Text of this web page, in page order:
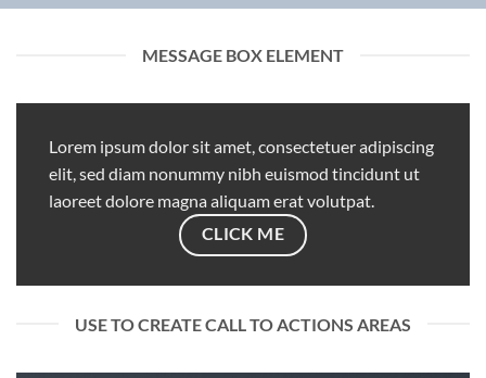
MESSAGE BOX ELEMENT
Lorem ipsum dolor sit amet, consectetuer adipiscing
elit, sed diam nonummy nibh euismod tincidunt ut
laoreet dolore magna aliquam erat volutpat.
CLICK ME
USE TO CREATE CALL TO ACTIONS AREAS